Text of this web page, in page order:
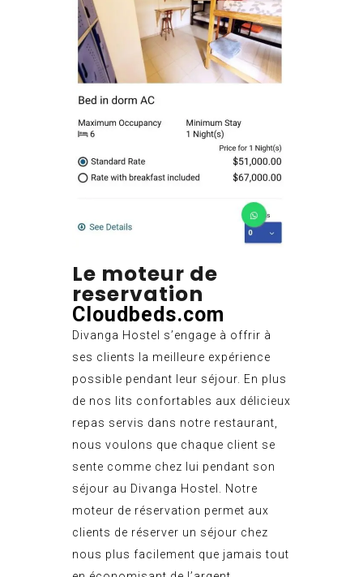
Le moteur de
reservation
Cloudbeds.com
Divanga Hostel s’engage à offrir à
ses clients la meilleure expérience
possible pendant leur séjour. En plus
de nos lits confortables aux délicieux
repas servis dans notre restaurant,
nous voulons que chaque client se
sente comme chez lui pendant son
séjour au Divanga Hostel. Notre
moteur de réservation permet aux
clients de réserver un séjour chez
nous plus facilement que jamais tout